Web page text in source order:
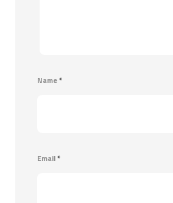
Name*
Email*